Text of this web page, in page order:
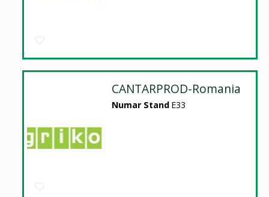
CANTARPROD-Romania
Numar Stand E33